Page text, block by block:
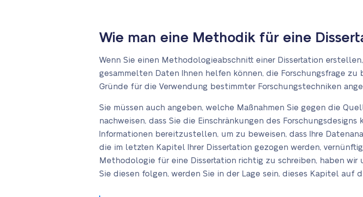
Wie man eine Methodik für eine
Wenn Sie einen Methodologieabschnitt einer Dissertation
gesammelten Daten Ihnen helfen können, die Forschungsfrage
Gründe für die Verwendung bestimmter Forschungstechniken
Sie müssen auch angeben, welche Maßnahmen Sie gegen die
nachweisen, dass Sie die Einschränkungen des
Informationen bereitzustellen, um zu beweisen, dass Ihre
die im letzten Kapitel Ihrer Dissertation gezogen werden,
Methodologie für eine Dissertation richtig zu schreiben, haben
Sie diesen folgen, werden Sie in der Lage sein, dieses Kapitel auf